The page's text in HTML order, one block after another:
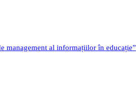
management al informațiilor în educație”